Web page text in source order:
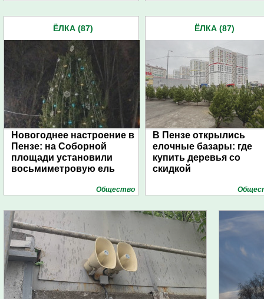
ЁЛКА (87)
Новогоднее настроение в
Пензе: на Соборной
площади установили
восьмиметровую ель
Общество
ЁЛКА (87)
В Пензе открылись
елочные базары: где
купить деревья со
скидкой